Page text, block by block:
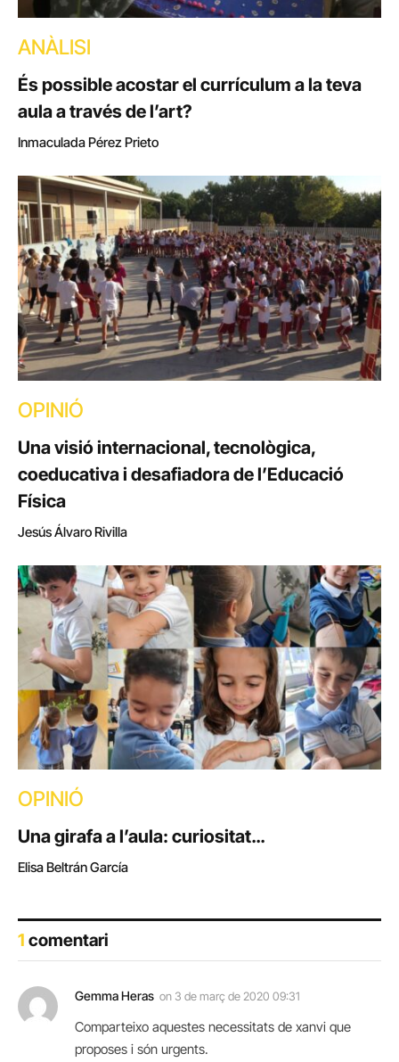
ANÀLISI
És possible acostar el currículum a la teva
aula a través de l’art?
Inmaculada Pérez Prieto
OPINIÓ
Una visió internacional, tecnològica,
coeducativa i desafiadora de l’Educació
Física
Jesús Álvaro Rivilla
OPINIÓ
Una girafa a l’aula: curiositat…
Elisa Beltrán García
1 comentari
Gemma Heras on 3 de març de 2020 09:31
Comparteixo aquestes necessitats de xanvi que
proposes i són urgents.